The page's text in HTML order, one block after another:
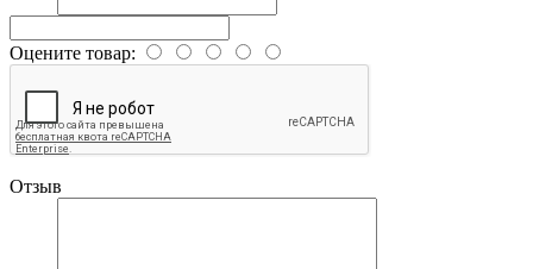
Оцените товар:
Отзыв